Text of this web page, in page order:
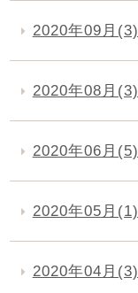
2020年09月(3)
2020年08月(3)
2020年06月(5)
2020年05月(1)
2020年04月(3)